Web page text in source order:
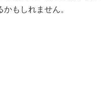
もしれません。